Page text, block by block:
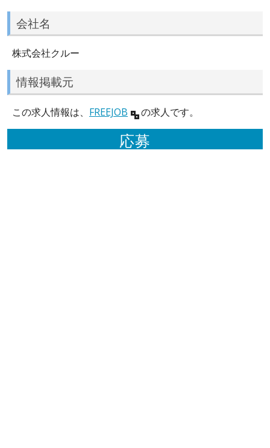
会社名
株式会社クルー
情報掲載元
この求人情報は、 FREEJOB の求人です。
応募